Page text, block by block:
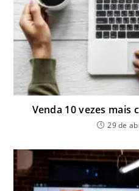
Venda 10 vezes mais
29 de